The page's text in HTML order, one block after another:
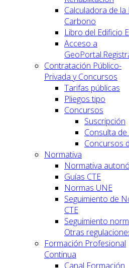
Calculadora de la
Carbono
Libro del Edificio
Acceso a
Contratación Público-
Privada y Concursos
Tarifas públicas
Pliegos tipo
Concursos
Suscripción
Consulta
Concursos
Normativa
Normativa
Guías CTE
Normas UNE
Seguimiento de
CTE
Seguimiento
Otras
Formación Profesional
Continua
Canal Formación